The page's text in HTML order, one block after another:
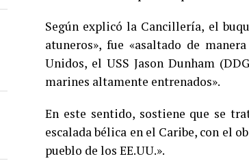
Según explicó la Cancillería, el
atuneros», fue «asaltado de
Unidos, el USS Jason Dunham
marines altamente entrenados».
En este sentido, sostiene que se
escalada bélica en el Caribe, con el
pueblo de los EE.UU.».